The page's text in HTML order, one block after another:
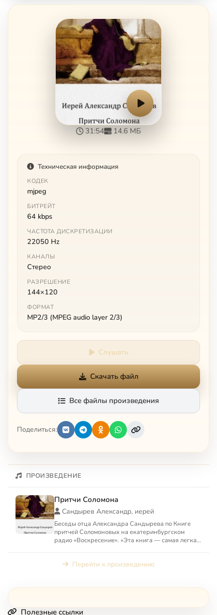
31:54 14.6 МБ
Техническая информация
КОДЕК
mjpeg
БИТРЕЙТ
64 kbps
ЧАСТОТА ДИСКРЕТИЗАЦИИ
22050 Hz
КАНАЛЫ
Стерео
РАЗРЕШЕНИЕ
144×120
ФОРМАТ
MP2/3 (MPEG audio layer 2/3)
Слушать
Скачать файл
Все файлы произведения
Поделиться:
ПРОИЗВЕДЕНИЕ
Притчи Соломона
Сандырев Александр, иерей
Беседы отца Александра Сандырева по Книге
притчей Соломоновых на екатеринбургском
радио «Воскресение». «Эта книга — самая легкая,
Перейти к произведению
Полезные ссылки